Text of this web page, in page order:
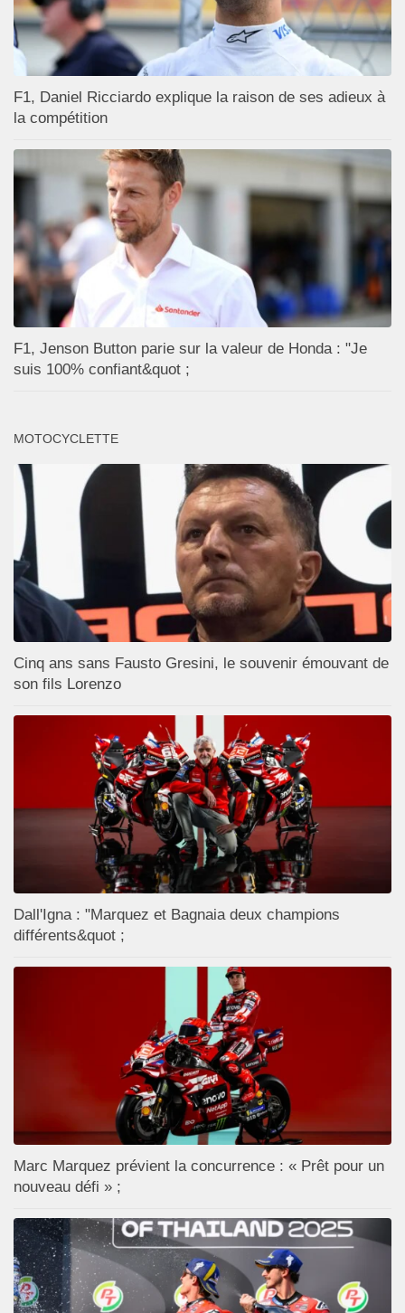
F1, Daniel Ricciardo explique la raison de ses adieux à
la compétition
F1, Jenson Button parie sur la valeur de Honda : "Je
suis 100% confiant&quot ;
MOTOCYCLETTE
Cinq ans sans Fausto Gresini, le souvenir émouvant de
son fils Lorenzo
Dall'Igna : "Marquez et Bagnaia deux champions
différents&quot ;
Marc Marquez prévient la concurrence : « Prêt pour un
nouveau défi » ;